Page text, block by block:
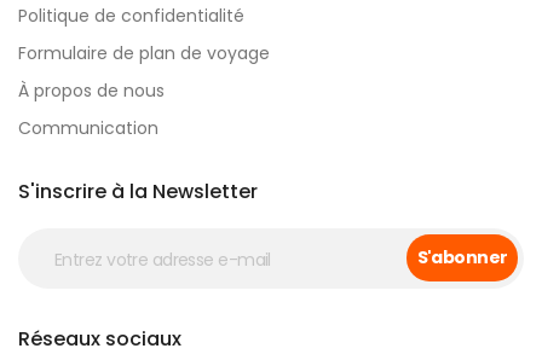
Politique de confidentialité
Formulaire de plan de voyage
À propos de nous
Communication
S'inscrire à la Newsletter
S'abonner
Réseaux sociaux